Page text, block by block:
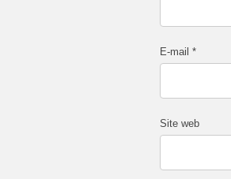
E-mail *
Site web